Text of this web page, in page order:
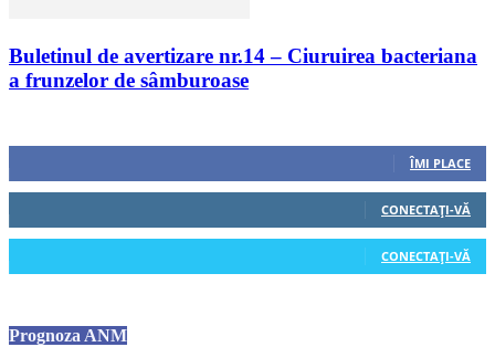
Buletinul de avertizare nr.14 – Ciuruirea bacteriana
a frunzelor de sâmburoase
ÎMI PLACE
CONECTAȚI-VĂ
CONECTAȚI-VĂ
Prognoza ANM